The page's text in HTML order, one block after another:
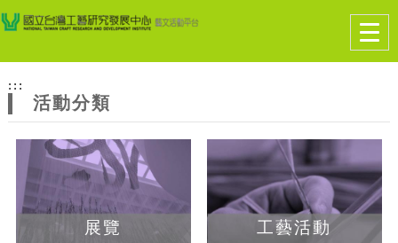
網
站
主
題
跳到主要內容
網站導覽
:::
活動分類
展覽 工藝活動